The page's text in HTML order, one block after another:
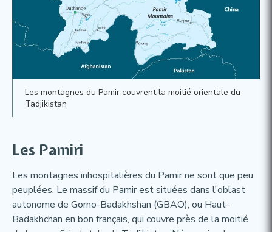
Les montagnes du Pamir couvrent la moitié orientale du
Tadjikistan
Les Pamiri​
Les montagnes inhospitalières du Pamir ne sont que peu
peuplées. Le massif du Pamir est situées dans l'oblast
autonome de Gorno-Badakhshan (GBAO), ou Haut-
Badakhchan en bon français, qui couvre près de la moitié